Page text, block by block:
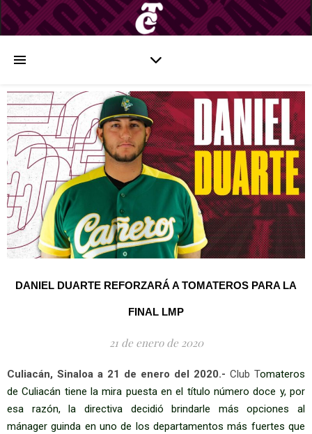
DANIEL DUARTE REFORZARÁ A TOMATEROS PARA LA
FINAL LMP
21 de enero de 2020
Culiacán, Sinaloa a 21 de enero del 2020.- Club Tomateros
de Culiacán tiene la mira puesta en el título número doce y, por
esa razón, la directiva decidió brindarle más opciones al
mánager guinda en uno de los departamentos más fuertes que